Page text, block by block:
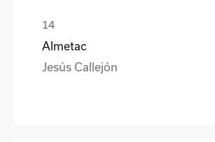
Almetac
Jesús Callejón